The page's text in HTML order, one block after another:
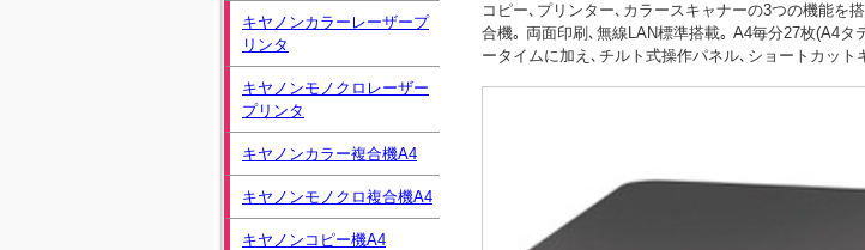
コピー､プリンター､カラースキャナーの3つの機能を
合機｡ 両面印刷､無線LAN標準搭載｡ A4毎分27枚(A4タ
ータイムに加え､チルト式操作パネル､ショートカット
キヤノンカラーレーザープ
リンタ
キヤノンモノクロレーザー
プリンタ
キヤノンカラー複合機A4
キヤノンモノクロ複合機A4
キヤノンコピー機A4